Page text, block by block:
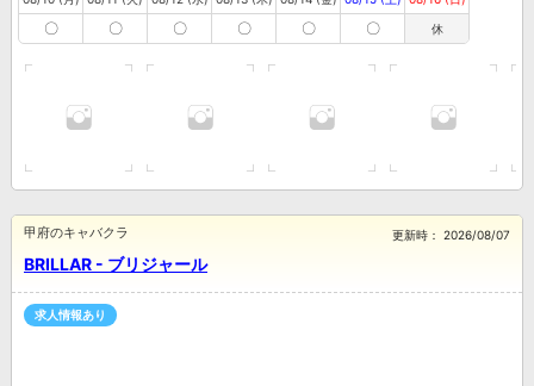
〇 〇 〇 〇 〇 〇 休
BRILLAR - ブリジャール
甲府のキャバクラ 更新時： 2026/08/07
求人情報あり